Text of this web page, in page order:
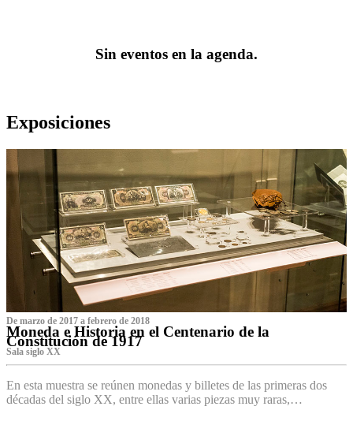
Sin eventos en la agenda.
Exposiciones
De marzo de 2017 a febrero de 2018
Moneda e Historia en el Centenario de la
Constitución de 1917
Sala siglo XX
En esta muestra se reúnen monedas y billetes de las primeras dos
décadas del siglo XX, entre ellas varias piezas muy raras,…